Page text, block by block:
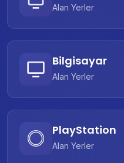
Alan Yerler
Bilgisayar
Alan Yerler
PlayStation
Alan Yerler